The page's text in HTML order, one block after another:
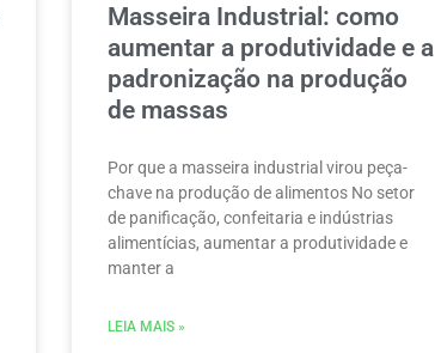
Masseira Industrial: como
aumentar a produtividade e a
padronização na produção
de massas
Por que a masseira industrial virou peça-
chave na produção de alimentos No setor
de panificação, confeitaria e indústrias
alimentícias, aumentar a produtividade e
manter a
LEIA MAIS »